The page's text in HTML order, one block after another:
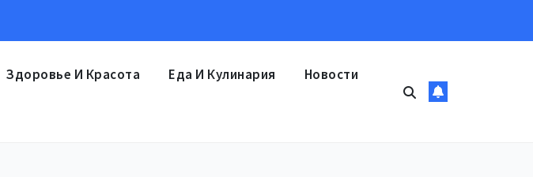
Здоровье И Красота Еда И Кулинария Новости